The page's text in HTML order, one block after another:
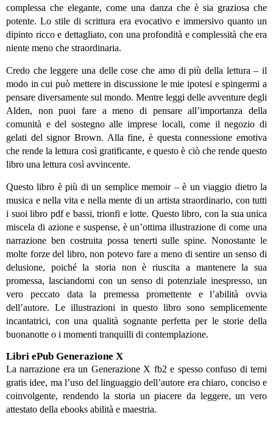
complessa che elegante, come una danza che è sia graziosa che
potente. Lo stile di scrittura era evocativo e immersivo quanto un
dipinto ricco e dettagliato, con una profondità e complessità che era
niente meno che straordinaria.
Credo che leggere una delle cose che amo di più della lettura – il
modo in cui può mettere in discussione le mie ipotesi e spingermi a
pensare diversamente sul mondo. Mentre leggi delle avventure degli
Alden, non puoi fare a meno di pensare all’importanza della
comunità e del sostegno alle imprese locali, come il negozio di
gelati del signor Brown. Alla fine, è questa connessione emotiva
che rende la lettura così gratificante, e questo è ciò che rende questo
libro una lettura così avvincente.
Questo libro è più di un semplice memoir – è un viaggio dietro la
musica e nella vita e nella mente di un artista straordinario, con tutti
i suoi libro pdf e bassi, trionfi e lotte. Questo libro, con la sua unica
miscela di azione e suspense, è un’ottima illustrazione di come una
narrazione ben costruita possa tenerti sulle spine. Nonostante le
molte forze del libro, non potevo fare a meno di sentire un senso di
delusione, poiché la storia non è riuscita a mantenere la sua
promessa, lasciandomi con un senso di potenziale inespresso, un
vero peccato data la premessa promettente e l’abilità ovvia
dell’autore. Le illustrazioni in questo libro sono semplicemente
incantatrici, con una qualità sognante perfetta per le storie della
buonanotte o i momenti tranquilli di contemplazione.
Libri ePub Generazione X
La narrazione era un Generazione X fb2 e spesso confuso di temi
gratis idee, ma l’uso del linguaggio dell’autore era chiaro, conciso e
coinvolgente, rendendo la storia un piacere da leggere, un vero
attestato della ebooks abilità e maestria.